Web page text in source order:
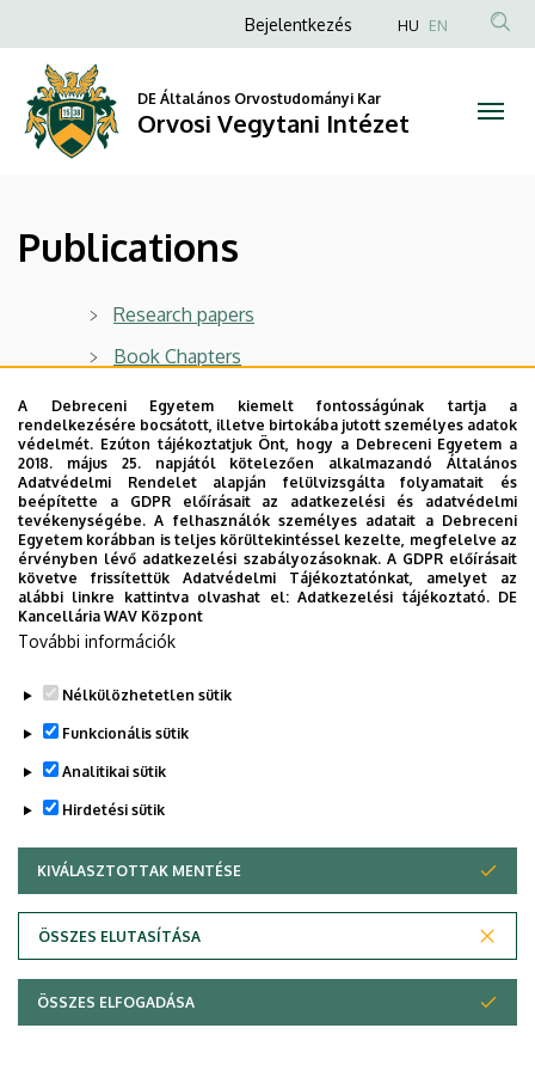
Orvosi
Vegytani
Intézet
a
tartalomra
Anonim
fiók
menüje
Bejelentkezés HU EN
DE Általános Orvostudományi Kar
Orvosi Vegytani Intézet
Publications
Research papers
Book Chapters
Dissertations
Legutóbbi frissítés: 2023. 05. 08. 10:22
Adatvédelem
Szerzői jog © 2026 Unideb
A Debreceni Egyetem kiemelt fontosságúnak tartja a
rendelkezésére bocsátott, illetve birtokába jutott személyes adatok
védelmét. Ezúton tájékoztatjuk Önt, hogy a Debreceni Egyetem a
2018. május 25. napjától kötelezően alkalmazandó Általános
Adatvédelmi Rendelet alapján felülvizsgálta folyamatait és
beépítette a GDPR előírásait az adatkezelési és adatvédelmi
tevékenységébe. A felhasználók személyes adatait a Debreceni
Egyetem korábban is teljes körültekintéssel kezelte, megfelelve az
érvényben lévő adatkezelési szabályozásoknak. A GDPR előírásait
követve frissítettük Adatvédelmi Tájékoztatónkat, amelyet az
alábbi linkre kattintva olvashat el:Adatkezelési tájékoztató. DE
Kancellária WAV Központ
További információk
Nélkülözhetetlen sütik
Funkcionális sütik
Analitikai sütik
Hirdetési sütik
KIVÁLASZTOTTAK MENTÉSE
ÖSSZES ELUTASÍTÁSA
WITHDRAW CONSENT
ÖSSZES ELFOGADÁSA